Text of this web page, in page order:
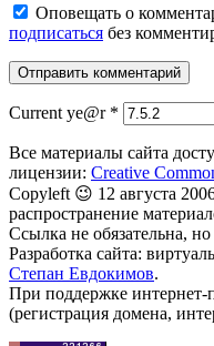
Оповещать о
подписаться без
Current ye@r *
Все материалы сайта
лицензии: Creative
Copyleft 😉 12 августа
распространение
Ссылка не обязательна,
Разработка сайта:
Степан Евдокимов.
При поддержке интернет-
(регистрация домена,